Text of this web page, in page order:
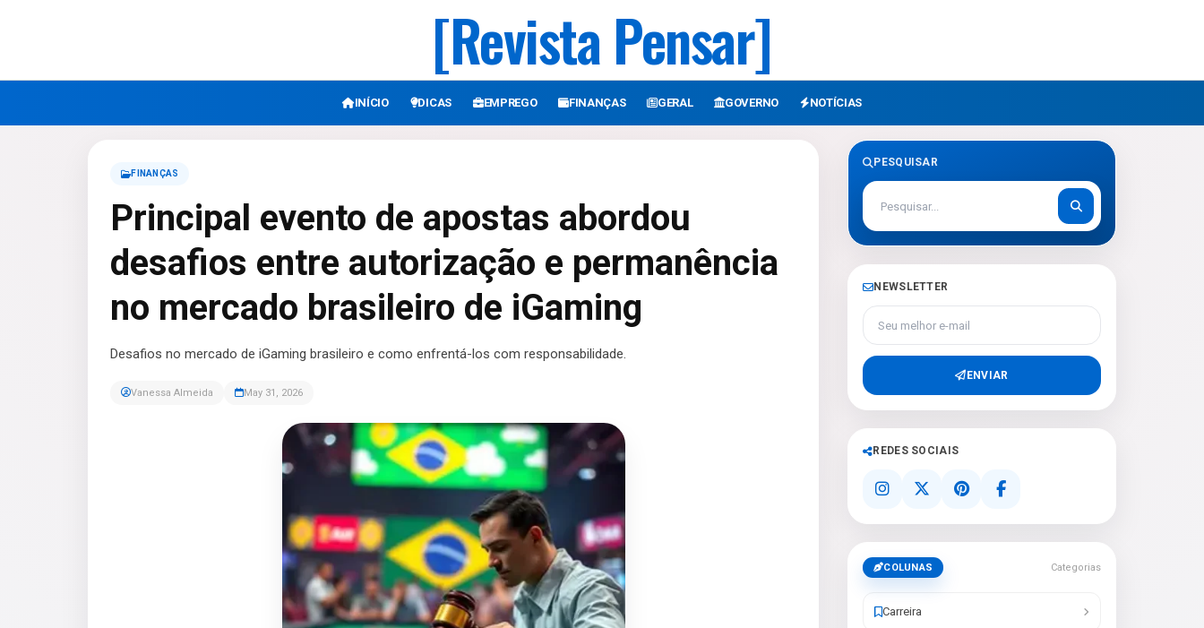
[Revista Pensar]
INÍCIO DICAS EMPREGO FINANÇAS GERAL GOVERNO NOTÍCIAS
FINANÇAS
Principal evento de apostas abordou
desafios entre autorização e permanência
no mercado brasileiro de iGaming
Desafios no mercado de iGaming brasileiro e como enfrentá-los com responsabilidade.
Vanessa Almeida May 31, 2026
PESQUISAR
NEWSLETTER
Seu melhor e-mail
ENVIAR
REDES SOCIAIS
COLUNAS Categorias
Carreira